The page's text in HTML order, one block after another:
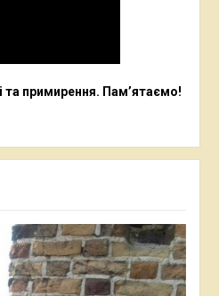
примирення. Пам’ятаємо!